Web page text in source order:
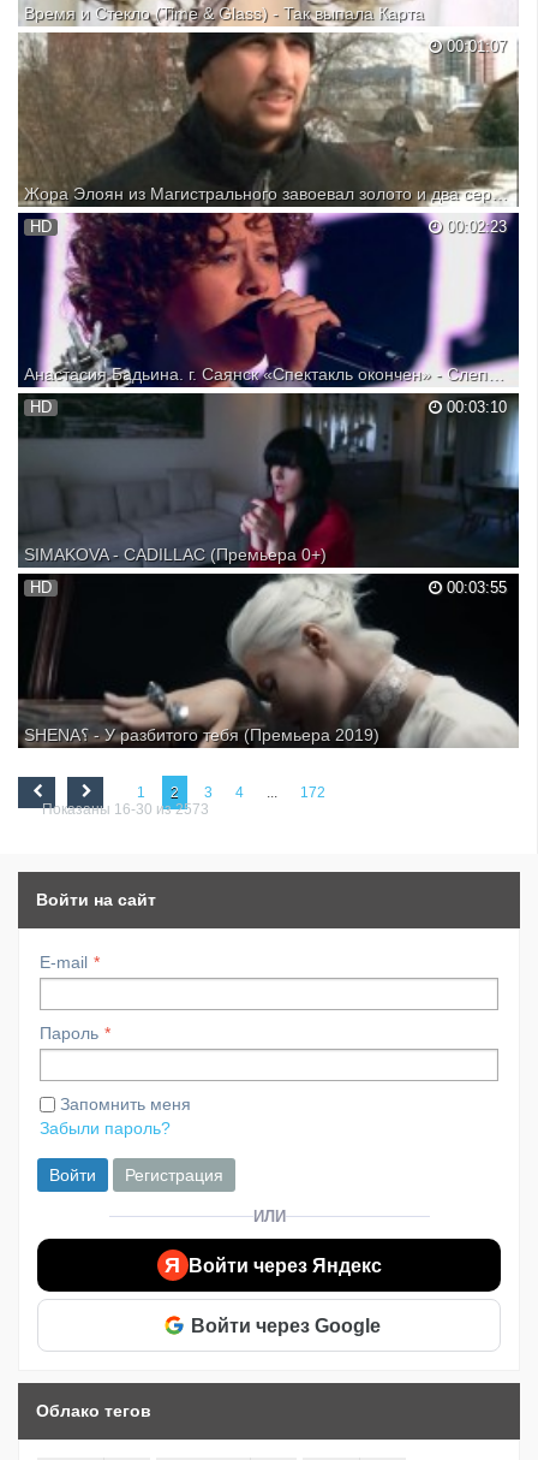
Время и Стекло (Time & Glass) - Так выпала Карта
00:01:07
Жора Элоян из Магистрального завоевал золото и два серебра на чемпионате мира по ММА
00:02:23
HD
Анастасия Бадьина. г. Саянск «Спектакль окончен» - Слепые прослушивания - Голос - Сезон 8
00:03:10
HD
SIMAKOVA - CADILLAC (Премьера 0+)
00:03:55
HD
SHENA؟ - У разбитого тебя (Премьера 2019)
1 2 3 4 ...
172
Показаны 16-30 из 2573
Войти на сайт
E-mail
Пароль
Запомнить меня
Забыли пароль?
Войти Регистрация
ИЛИ
Я Войти через Яндекс
Войти через Google
Облако тегов